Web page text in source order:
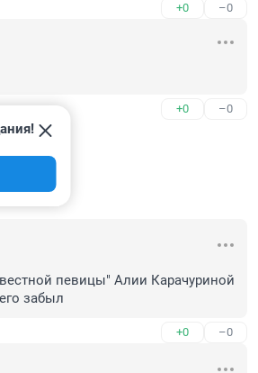
+0 –0
+0 –0
певицы" Алии Карачуриной
забыл
+0 –0